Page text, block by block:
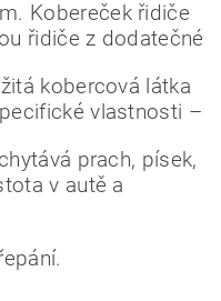
Kobereček řidiče
řidiče z dodatečné
kobercová látka
vlastnosti –
prach, písek,
v autě a